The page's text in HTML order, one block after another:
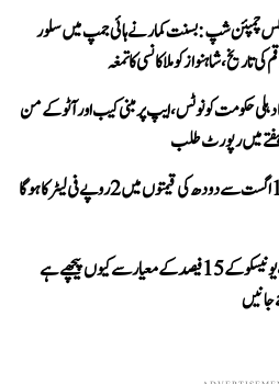
چمپئن شپ: بسنت کمار نے ہائی جمپ میں سلور
شاہنواز کو ملا کانسی کا تمغہ
دہلی حکومت کو نوٹس، ایپ پر مبنی کیب اور آٹو کے من
مہاراشٹر میں 11 اگست سے دودھ کی قیمتوں میں 2 روپے فی لیٹر کا ہوگا
تعلیم پر کم خرچ، یونیسکو کے 15 فیصد کے معیار سے کیوں پیچھے ہے
جانیں